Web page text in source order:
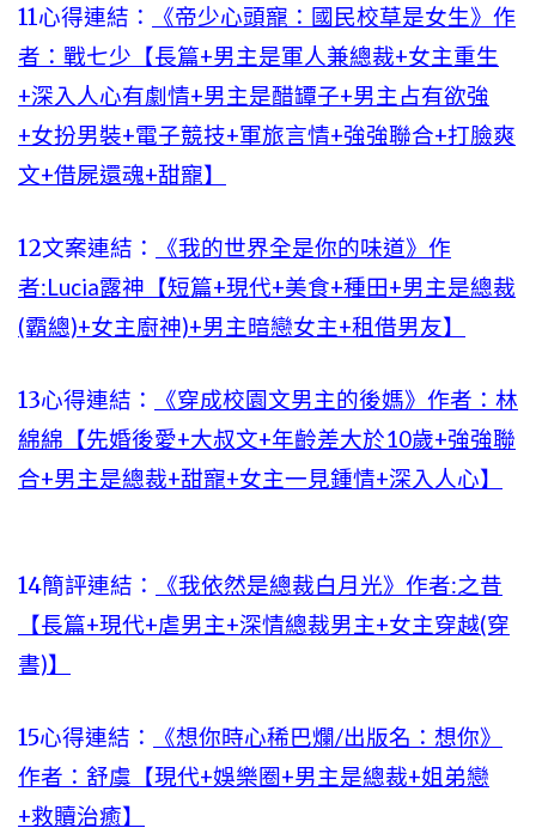
11心得連結：
《帝少心頭寵：國民校草是女生》作
者：戰七少【長篇+男主是軍人兼總裁+女主重生
+深入人心有劇情+男主是醋罈子+男主占有欲強
+女扮男裝+電子競技+軍旅言情+強強聯合+打臉爽
文+借屍還魂+甜寵】
12文案連結：
《我的世界全是你的味道》作
者:Lucia露神【短篇+現代+美食+種田+男主是總裁
(霸總)+女主廚神)+男主暗戀女主+租借男友】
13心得連結：
《穿成校園文男主的後媽》作者：林
綿綿【先婚後愛+大叔文+年齡差大於10歲+強強聯
合+男主是總裁+甜寵+女主一見鍾情+深入人心】
14簡評連結：
《我依然是總裁白月光》作者:之昔
【長篇+現代+虐男主+深情總裁男主+女主穿越(穿
書)】
15心得連結：
《想你時心稀巴爛/出版名：想你》
作者：舒虞【現代+娛樂圈+男主是總裁+姐弟戀
+救贖治癒】